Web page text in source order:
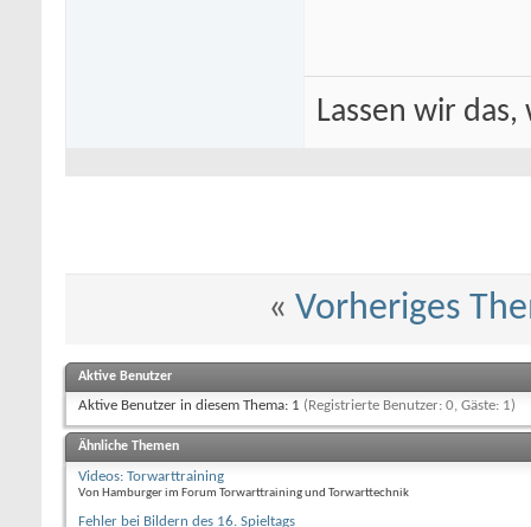
Lassen wir
« Vorheriges
Aktive Benutzer
Aktive Benutzer in diesem Thema: 1 (Registrierte Benutzer: 0, Gäste: 1)
Ähnliche Themen
Videos: Torwarttraining
Von Hamburger im Forum Torwarttraining und Torwarttechnik
Fehler bei Bildern des 16. Spieltags